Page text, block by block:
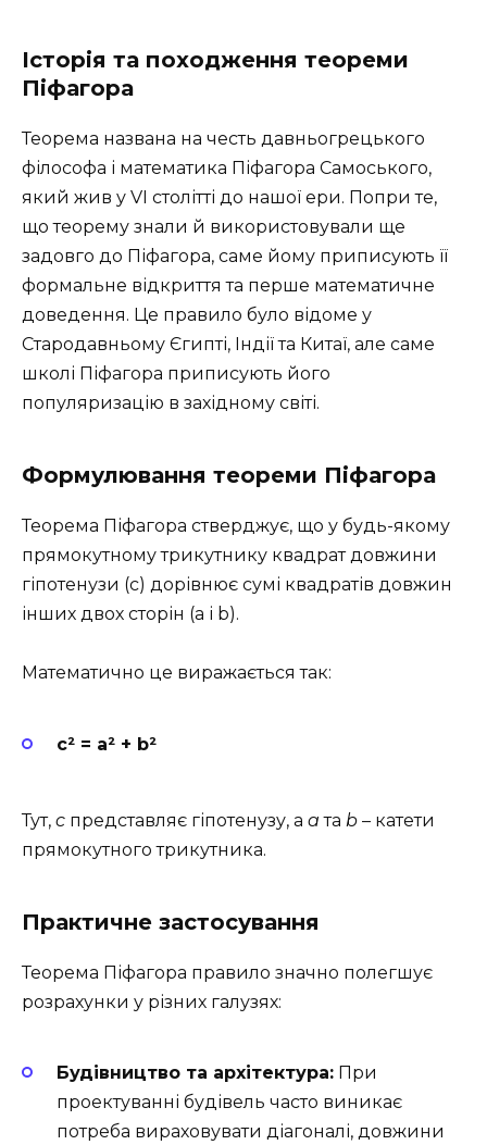
Історія та походження теореми
Піфагора
Теорема названа на честь давньогрецького
філософа і математика Піфагора Самоського,
який жив у VI столітті до нашої ери. Попри те,
що теорему знали й використовували ще
задовго до Піфагора, саме йому приписують її
формальне відкриття та перше математичне
доведення. Це правило було відоме у
Стародавньому Єгипті, Індії та Китаї, але саме
школі Піфагора приписують його
популяризацію в західному світі.
Формулювання теореми Піфагора
Теорема Піфагора стверджує, що у будь-якому
прямокутному трикутнику квадрат довжини
гіпотенузи (c) дорівнює сумі квадратів довжин
інших двох сторін (a і b).
Математично це виражається так:
c² = a² + b²
Тут, c представляє гіпотенузу, а a та b – катети
прямокутного трикутника.
Практичне застосування
Теорема Піфагора правило значно полегшує
розрахунки у різних галузях:
Будівництво та архітектура: При
проектуванні будівель часто виникає
потреба вираховувати діагоналі, довжини